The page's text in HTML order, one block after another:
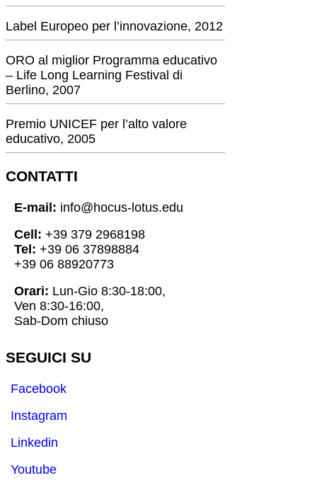
Label Europeo per l’innovazione, 2012
ORO al miglior Programma educativo
– Life Long Learning Festival di
Berlino, 2007
Premio UNICEF per l’alto valore
educativo, 2005
CONTATTI
E-mail: info@hocus-lotus.edu
Cell: +39 379 2968198
Tel: +39 06 37898884
+39 06 88920773
Orari: Lun-Gio 8:30-18:00,
Ven 8:30-16:00,
Sab-Dom chiuso
SEGUICI SU
Facebook
Instagram
Linkedin
Youtube